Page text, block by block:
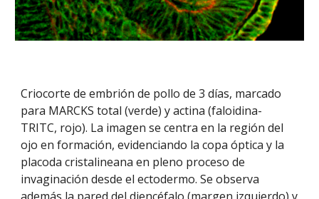
Criocorte de embrión de pollo de 3 días, marcado
para MARCKS total (verde) y actina (faloidina-
TRITC, rojo). La imagen se centra en la región del
ojo en formación, evidenciando la copa óptica y la
placoda cristalineana en pleno proceso de
invaginación desde el ectodermo. Se observa